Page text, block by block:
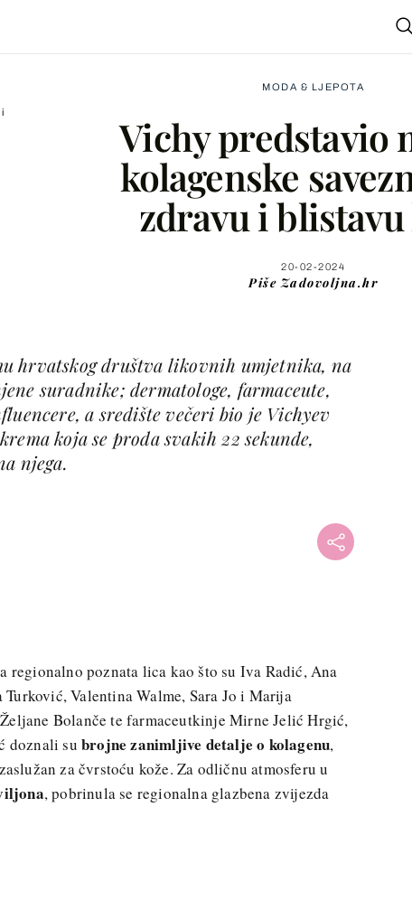
MODA & LJEPOTA
Vichy predstavio
kolagenske
zdravu i blistavu
20-02-2024
Piše Zadovoljna.hr
hrvatskog društva likovnih umjetnika, na
suradnike; dermatologe, farmaceute,
a središte večeri bio je Vichyev
koja se proda svakih 22 sekunde,
njega.
Facebook
Viber
regionalno poznata lica kao što su Iva Radić, Ana
Valentina Walme, Sara Jo i Marija
Bolanče te farmaceutkinje Mirne Jelić Hrgić,
doznali su brojne zanimljive detalje o kolagenu,
za čvrstoću kože. Za odličnu atmosferu u
, pobrinula se regionalna glazbena zvijezda